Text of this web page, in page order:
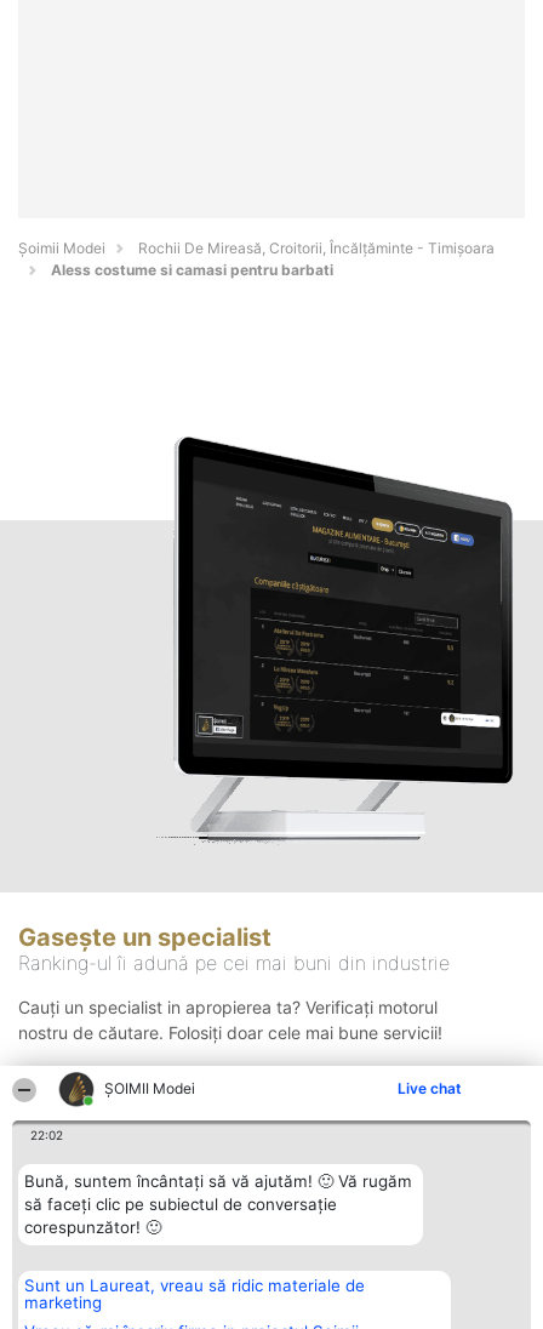
ȘOIMII Modei Live chat
22:02
Bună, suntem încântați să vă ajutăm! 🙂 Vă rugăm
să faceți clic pe subiectul de conversație
corespunzător! 🙂
Sunt un Laureat, vreau să ridic materiale de
marketing
Șoimii Modei
Rochii De Mireasă, Croitorii, Încălțăminte - Timişoara
Aless costume si camasi pentru barbati
Gasește un specialist
Ranking-ul îi adună pe cei mai buni din industrie
Cauți un specialist in apropierea ta? Verificați motorul
nostru de căutare. Folosiți doar cele mai bune servicii!
Organizator Ranking
BRIGHT SOLUTIONS BR SRL
Aleea Timisul De Sus 2 Bl. A30
Plebiscyt
Lista Tuturor
Contact